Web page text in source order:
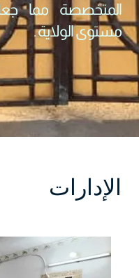
المتخصصة مما
مستوى الولاية .
الإدارات